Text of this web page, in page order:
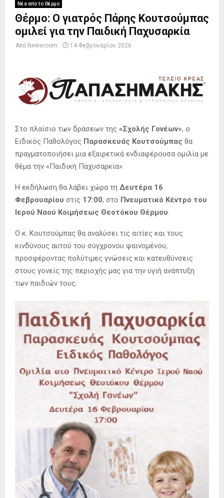
Νέα απο το Θέρμο
Θέρμο: Ο γιατρός Πάρης Κουτσούμπας
ομιλεί για την Παιδική Παχυσαρκία
Από Newsroom 14 Φεβρουαρίου 2026
Στο πλαίσιο των δράσεων της «Σχολής Γονέων», ο
Ειδικός Παθολόγος Παρασκευάς Κουτσούμπας θα
πραγματοποιήσει μια εξαιρετικά ενδιαφέρουσα ομιλία με
θέμα την «Παιδική Παχυσαρκία».
Η εκδήλωση θα λάβει χώρα τη Δευτέρα 16
Φεβρουαρίου στις 17:00, στο Πνευματικό Κέντρο του
Ιερού Ναού Κοιμήσεως Θεοτόκου Θέρμου.
Ο κ. Κουτσούμπας θα αναλύσει τις αιτίες και τους
κινδύνους αυτού του σύγχρονου φαινομένου,
προσφέροντας πολύτιμες γνώσεις και κατευθύνσεις
στους γονείς της περιοχής μας για την υγιή ανάπτυξη
των παιδιών τους.